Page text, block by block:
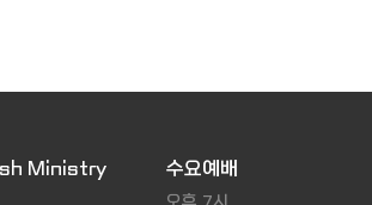
Ministry 수요예배